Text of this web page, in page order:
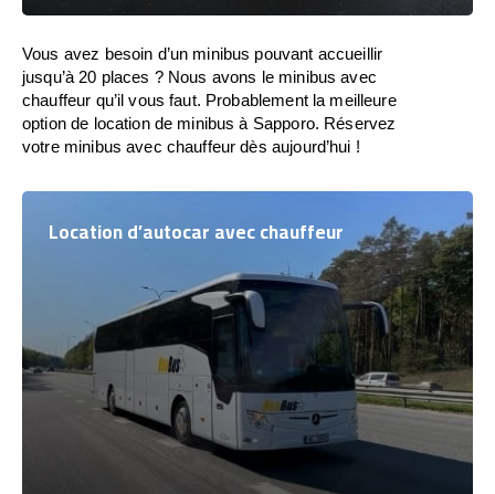
Vous avez besoin d’un minibus pouvant accueillir
jusqu’à 20 places ? Nous avons le minibus avec
chauffeur qu’il vous faut. Probablement la meilleure
option de location de minibus à Sapporo. Réservez
votre minibus avec chauffeur dès aujourd’hui !
Location d’autocar avec chauffeur